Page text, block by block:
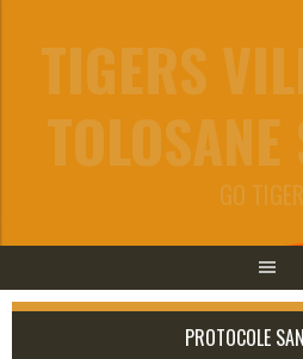
TIGERS
TOLOSANE
GO
PROTOCOLE